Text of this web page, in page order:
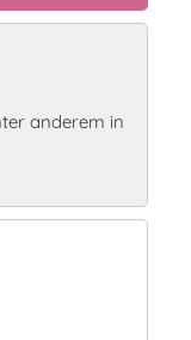
anderem in